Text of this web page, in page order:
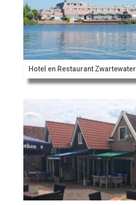
Hotel en Restaurant Zwartewater